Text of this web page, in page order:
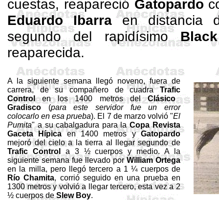
cuestas, reapareció Gatopardo
Eduardo Ibarra en distancia
segundo del rapidísimo
reaparecida.
A la siguiente semana llegó noveno, fuera de
carrera, de su compañero de cuadraTrafic
Controlen los 1400 metros delClásico
Gradisco(para este servidor fue un error
colocarlo en esa prueba). El 7 de marzo volvió "El
Pumita" a su cabalgadura para laCopa Revista
Gaceta Hípicaen 1400 metros yGatopardo
mejoró del cielo a la tierra al llegar segundo de
TraficControla 3 ½ cuerpos y medio. A la
siguiente semana fue llevado porWilliam Ortega
en la milla, pero llegó tercero a 1 ¼ cuerpos de
RíoChamita, corrió seguido en una prueba en
1300 metros y volvió a llegar tercero, esta vez a 2
½ cuerpos deSlew Boy.